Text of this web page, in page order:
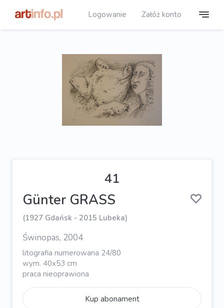
Logowanie Załóż konto
41
Günter GRASS
(1927 Gdańsk - 2015 Lubeka)
Świnopas, 2004
litografia numerowana 24/80
wym. 40x53 cm
praca nieoprawiona
Kup abonament